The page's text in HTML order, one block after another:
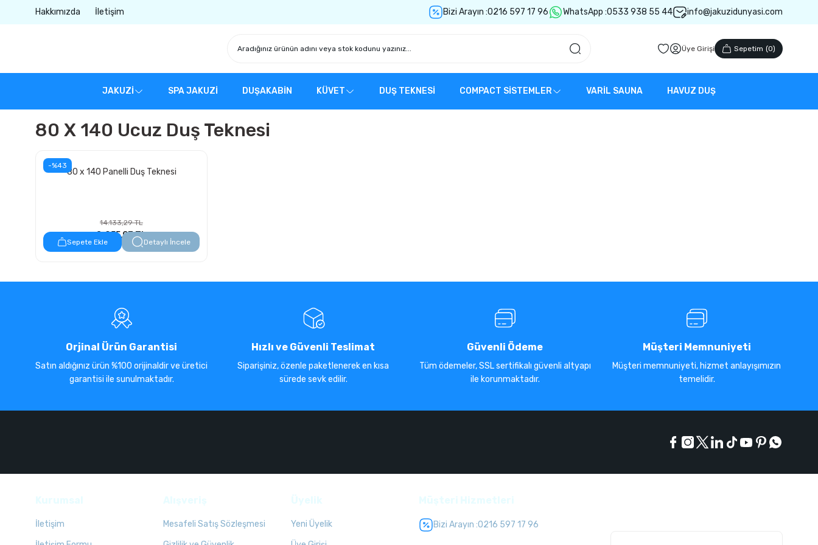
Hakkımızda İletişim Bizi Arayın :0216 597 17 96 WhatsApp :0533 938 55 44 info@jakuzidunyasi.com
Üye Girişi Sepetim (0)
JAKUZİ SPA JAKUZİ DUŞAKABİN KÜVET DUŞ TEKNESİ COMPACT SİSTEMLER VARİL SAUNA HAVUZ DUŞ
80 X 140 Ucuz Duş Teknesi
-%43
80 x 140 Panelli Duş Teknesi
14.133,29 TL
8.055,97 TL
Sepete Ekle Detaylı İncele
Orjinal Ürün Garantisi
Satın aldığınız ürün %100 orijinaldir ve üretici
garantisi ile sunulmaktadır.
Hızlı ve Güvenli Teslimat
Siparişiniz, özenle paketlenerek en kısa
sürede sevk edilir.
Güvenli Ödeme
Tüm ödemeler, SSL sertifikalı güvenli altyapı
ile korunmaktadır.
Müşteri Memnuniyeti
Müşteri memnuniyeti, hizmet anlayışımızın
temelidir.
İletişim
Mesafeli Satış Sözleşmesi
Yeni Üyelik
Bizi Arayın :0216 597 17 96